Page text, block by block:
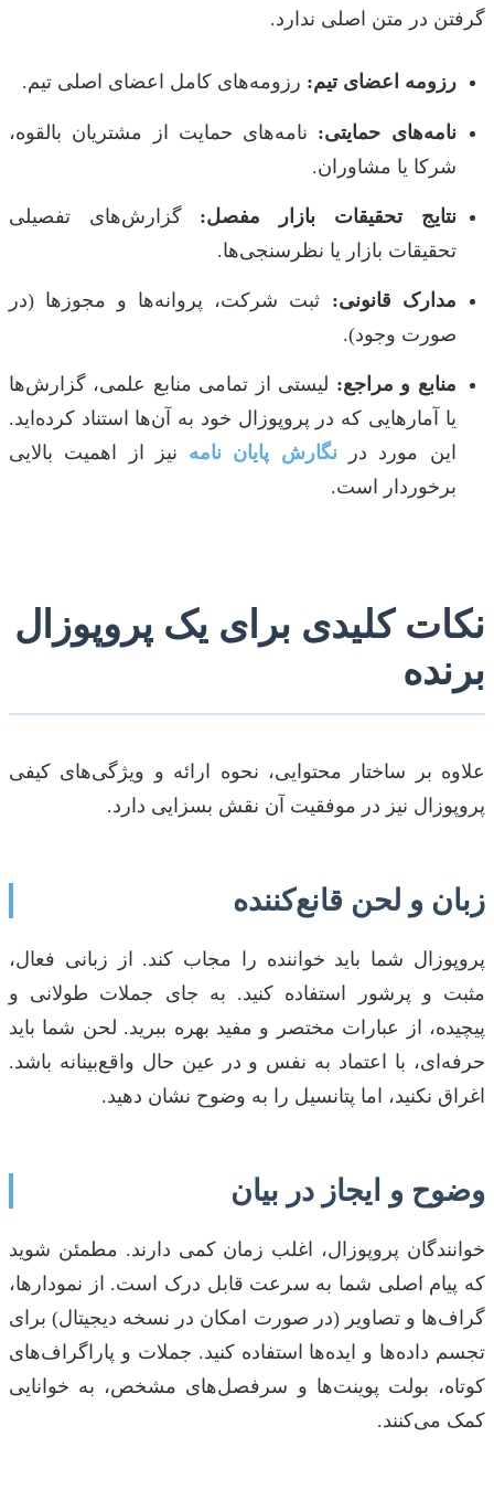
گرفتن در متن اصلی ندارد.
رزومه اعضای تیم: رزومه‌های کامل اعضای اصلی تیم.
نامه‌های حمایتی: نامه‌های حمایت از مشتریان بالقوه،
شرکا یا مشاوران.
نتایج تحقیقات بازار مفصل: گزارش‌های تفصیلی
تحقیقات بازار یا نظرسنجی‌ها.
مدارک قانونی: ثبت شرکت، پروانه‌ها و مجوزها (در
صورت وجود).
منابع و مراجع: لیستی از تمامی منابع علمی، گزارش‌ها
یا آمارهایی که در پروپوزال خود به آن‌ها استناد کرده‌اید.
این مورد درنگارش پایان نامه نیز از اهمیت بالایی
برخوردار است.
نکات کلیدی برای یک پروپوزال
برنده
علاوه بر ساختار محتوایی، نحوه ارائه و ویژگی‌های کیفی
پروپوزال نیز در موفقیت آن نقش بسزایی دارد.
زبان و لحن قانع‌کننده
پروپوزال شما باید خواننده را مجاب کند. از زبانی فعال،
مثبت و پرشور استفاده کنید. به جای جملات طولانی و
پیچیده، از عبارات مختصر و مفید بهره ببرید. لحن شما باید
حرفه‌ای، با اعتماد به نفس و در عین حال واقع‌بینانه باشد.
اغراق نکنید، اما پتانسیل را به وضوح نشان دهید.
وضوح و ایجاز در بیان
خوانندگان پروپوزال، اغلب زمان کمی دارند. مطمئن شوید
که پیام اصلی شما به سرعت قابل درک است. از نمودارها،
گراف‌ها و تصاویر (در صورت امکان در نسخه دیجیتال) برای
تجسم داده‌ها و ایده‌ها استفاده کنید. جملات و پاراگراف‌های
کوتاه، بولت پوینت‌ها و سرفصل‌های مشخص، به خوانایی
کمک می‌کنند.